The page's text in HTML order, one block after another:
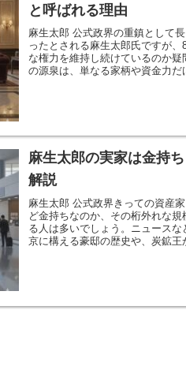
と呼ばれる理由
麻生太郎 公式政界の重鎮として
ったとされる麻生太郎氏ですが
な権力を維持し続けているのか
の源泉は、単なる家柄や資金力だ
麻生太郎の実家は金持
解説
麻生太郎 公式政界きっての資産
ど金持ちなのか、その桁外れな
る人は多いでしょう。ニュース
京に構える豪邸の歴史や、炭鉱王